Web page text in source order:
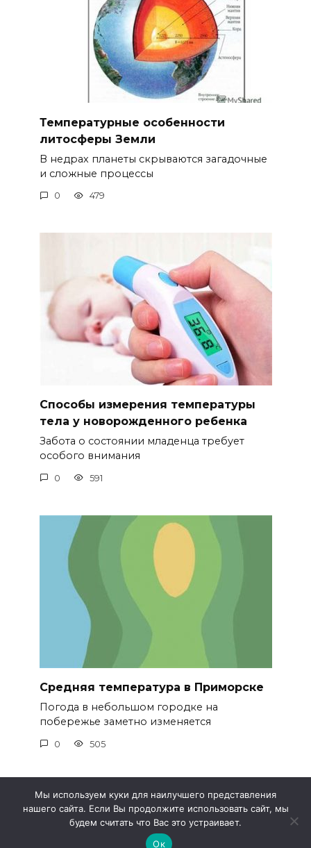
Температурные особенности
литосферы Земли
В недрах планеты скрываются загадочные
и сложные процессы
0 479
Способы измерения температуры
тела у новорожденного ребенка
Забота о состоянии младенца требует
особого внимания
0 591
Средняя температура в Приморске
Погода в небольшом городке на
побережье заметно изменяется
0 505
© 2026 Метео 4
Мы используем куки для наилучшего представления
нашего сайта. Если Вы продолжите использовать сайт, мы
будем считать что Вас это устраивает.
Ок